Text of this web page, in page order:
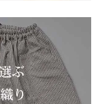
準身長モデル：
ちはるん158cm
(一般サイズ：M)
③やや高身長モ
デル：おれお
162cm (一般サイ
ズ：M-L) ④マシ